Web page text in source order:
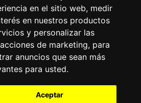
en el sitio web, medir
en nuestros productos
y personalizar las
de marketing, para
anuncios que sean más
para usted.
Aceptar
día